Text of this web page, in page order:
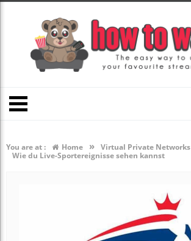
You are at : Home » Virtual Private Networks
Wie du Live-Sportereignisse sehen kannst